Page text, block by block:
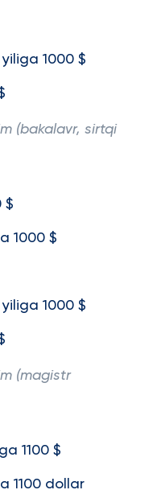
1000 $
(bakalavr, sirtqi
$
1000 $
1000 $
(magistr
1100 $
1100 dollar